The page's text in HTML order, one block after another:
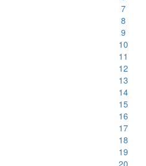
7
8
9
10
11
12
13
14
15
16
17
18
19